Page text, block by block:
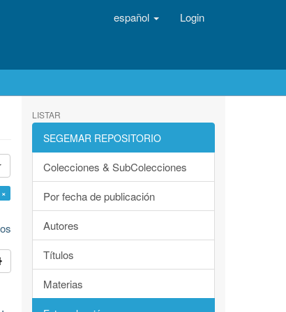
español Login
LISTAR
SEGEMAR REPOSITORIO
Colecciones & SubColecciones
Por fecha de publicación
Autores
Títulos
Materias